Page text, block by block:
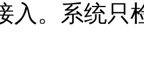
入。系统只